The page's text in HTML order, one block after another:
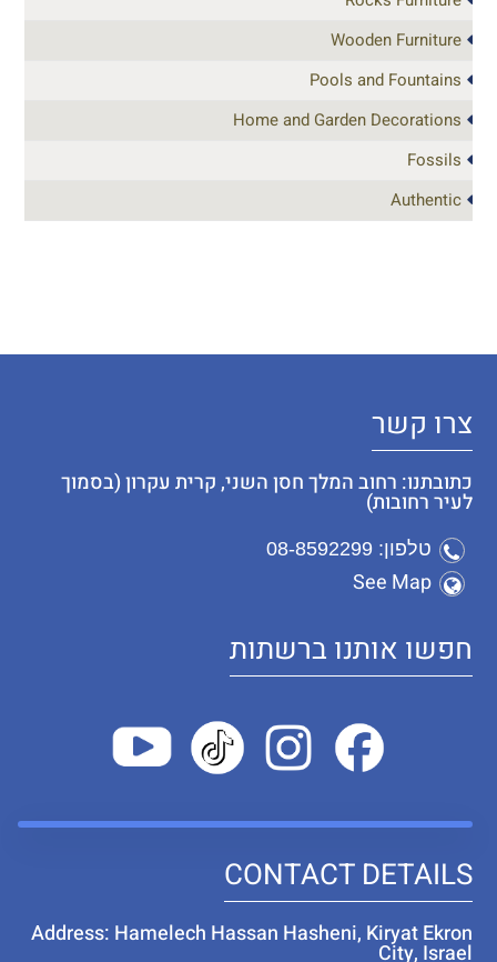
Wooden Furniture
Pools and Fountains
Home and Garden Decorations
Fossils
Authentic
צרו קשר
כתובתנו: רחוב המלך חסן השני, קרית עקרון (בסמוך
לעיר רחובות)
טלפון: 08-8592299
See Map
חפשו אותנו ברשתות
CONTACT DETAILS
Address: Hamelech Hassan Hasheni, Kiryat Ekron
City, Israel